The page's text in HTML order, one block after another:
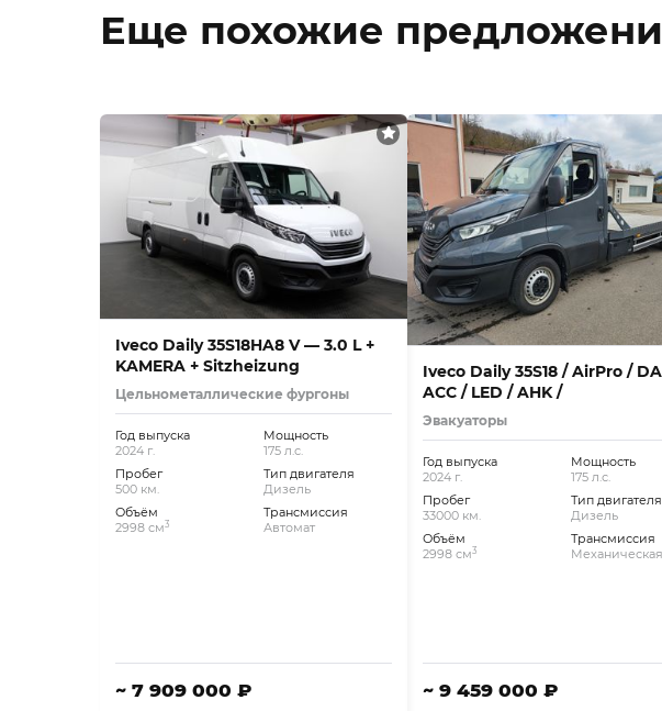
Еще похожие
Iveco Daily 35S18HA8 V — 3.0 L +
KAMERA + Sitzheizung
Цельнометаллические фургоны
Год выпуска
2024 г.
Пробег
500 км.
Объём
2998 см3
Мощность
175 л.с.
Тип двигателя
Дизель
Трансмиссия
Автомат
~ 7 909 000 ₽
Iveco Daily 35S18 / AirPro /
ACC / LED / AHK /
Эвакуаторы
Год выпуска
2024 г.
Пробег
33000 км.
Объём
2998 см3
Мощность
175 л.с.
Тип двигателя
Дизель
Трансмиссия
~ 9 459 000 ₽